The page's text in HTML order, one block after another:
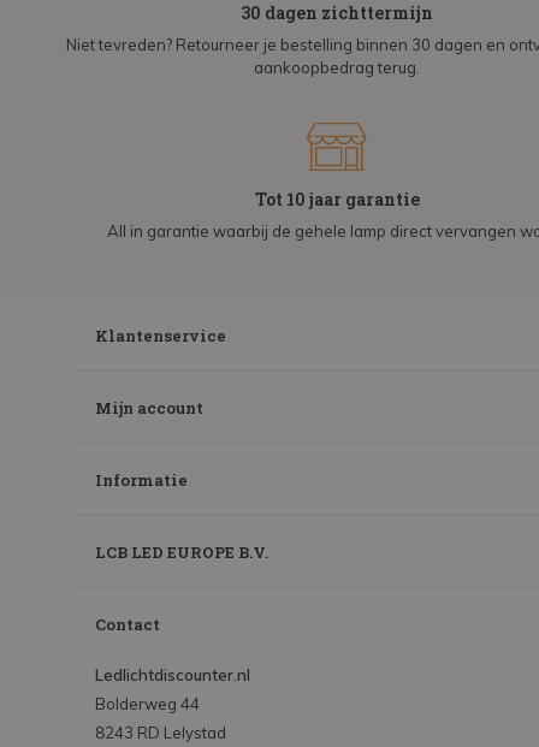
30 dagen zichttermijn
Niet tevreden? Retourneer je bestelling binnen 30 dagen en
aankoopbedrag terug.
Tot 10 jaar garantie
All in garantie waarbij de gehele lamp direct vervangen
Klantenservice
Mijn account
Informatie
LCB LED EUROPE B.V.
Contact
Ledlichtdiscounter.nl
Bolderweg 44
8243 RD Lelystad